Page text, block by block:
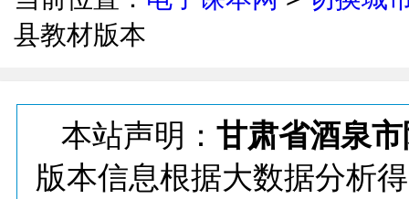
县教材版本
本站声明： 甘肃省酒泉
版本信息根据大数据分析